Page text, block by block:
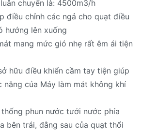
chuyển là: 4500m3/h
điều chỉnh các ngả cho quạt điều
hướng lên xuống
mang mức gió nhẹ rất êm ái tiện
hữu điều khiển cầm tay tiện giúp
năng của Máy làm mát không khí
phun nước tưới nước phía
bên trái, đằng sau của quạt thổi